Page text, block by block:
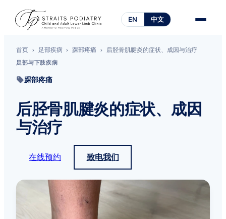
EN 中文
首页 › 足部疾病 › 踝部疼痛 ›
后胫骨肌腱炎的症状、成因与治疗
足部与下肢疾病
踝部疼痛
后胫骨肌腱炎的症状、成因
与治疗
在线预约 致电我们